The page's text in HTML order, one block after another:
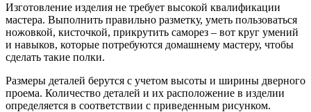
Изготовление изделия не требует высокой квалификации
мастера. Выполнить правильно разметку, уметь пользоваться
ножовкой, кисточкой, прикрутить саморез – вот круг умений
и навыков, которые потребуются домашнему мастеру, чтобы
сделать такие полки.
Размеры деталей берутся с учетом высоты и ширины дверного
проема. Количество деталей и их расположение в изделии
определяется в соответствии с приведенным рисунком.